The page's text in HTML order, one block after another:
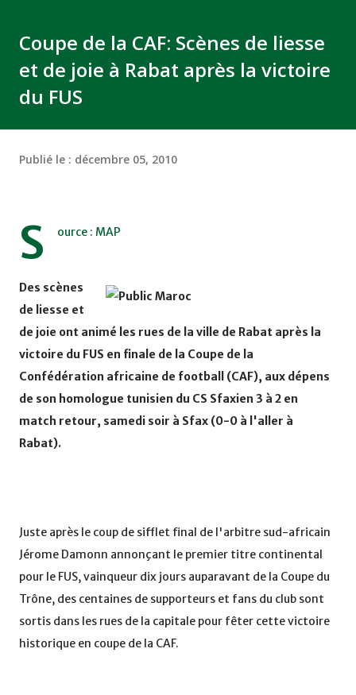
Coupe de la CAF: Scènes de liesse
et de joie à Rabat après la victoire
du FUS
Publié le : décembre 05, 2010
S ource : MAP
Des scènes
de liesse et
de joie ont animé les rues de la ville de Rabat après la
victoire du FUS en finale de la Coupe de la
Confédération africaine de football (CAF), aux dépens
de son homologue tunisien du CS Sfaxien 3 à 2 en
match retour, samedi soir à Sfax (0-0 à l'aller à
Rabat).
Juste après le coup de sifflet final de l'arbitre sud-africain
Jérome Damonn annonçant le premier titre continental
pour le FUS, vainqueur dix jours auparavant de la Coupe du
Trône, des centaines de supporteurs et fans du club sont
sortis dans les rues de la capitale pour fêter cette victoire
historique en coupe de la CAF.